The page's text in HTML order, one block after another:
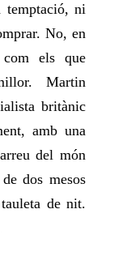
temptació, ni
No, en
els que
Martin
britànic
amb una
del món
dos mesos
de nit.